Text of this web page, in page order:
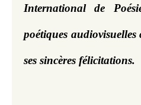
International de
poétiques audiovisuelles
ses sincères félicitations.